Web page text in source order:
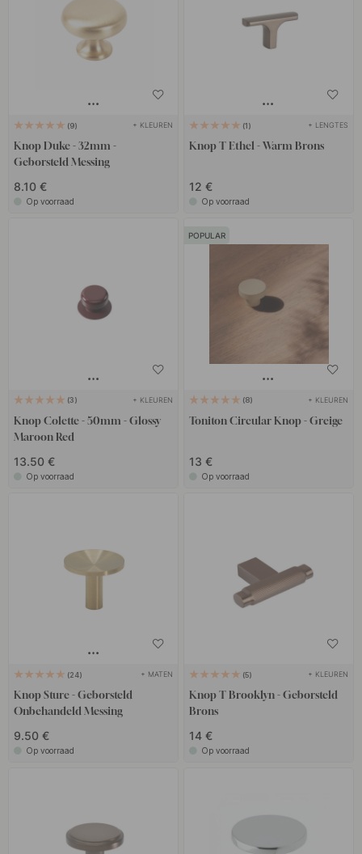
9 + KLEUREN
Knop Duke - 32mm -
Geborsteld Messing
8.10 €
Op voorraad
1 + LENGTES
Knop T Ethel - Warm Brons
12 €
Op voorraad
3 + KLEUREN
Knop Colette - 50mm - Glossy
Maroon Red
13.50 €
Op voorraad
POPULAR
8 + KLEUREN
Toniton Circular Knop - Greige
13 €
Op voorraad
24 + MATEN
Knop Sture - Geborsteld
Onbehandeld Messing
9.50 €
Op voorraad
5 + KLEUREN
Knop T Brooklyn - Geborsteld
Brons
14 €
Op voorraad